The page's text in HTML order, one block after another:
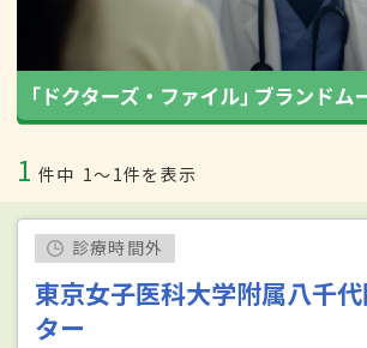
1 件中 1〜1件を表示
診療時間外
東京女子医科大学附属八千
ター